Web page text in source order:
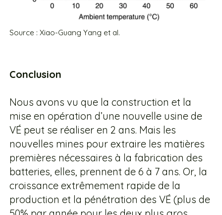
Source : Xiao-Guang Yang et al.
Conclusion
Nous avons vu que la construction et la
mise en opération d’une nouvelle usine de
VÉ peut se réaliser en 2 ans. Mais les
nouvelles mines pour extraire les matières
premières nécessaires à la fabrication des
batteries, elles, prennent de 6 à 7 ans. Or, la
croissance extrêmement rapide de la
production et la pénétration des VÉ (plus de